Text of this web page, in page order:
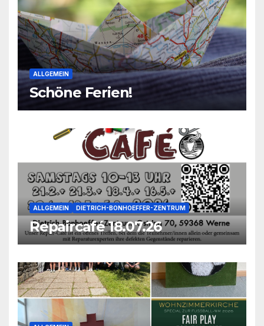
ALLGEMEIN
Schöne Ferien!
ALLGEMEIN DIETRICH-BONHOEFFER-ZENTRUM
Repaircafé 18.07.26